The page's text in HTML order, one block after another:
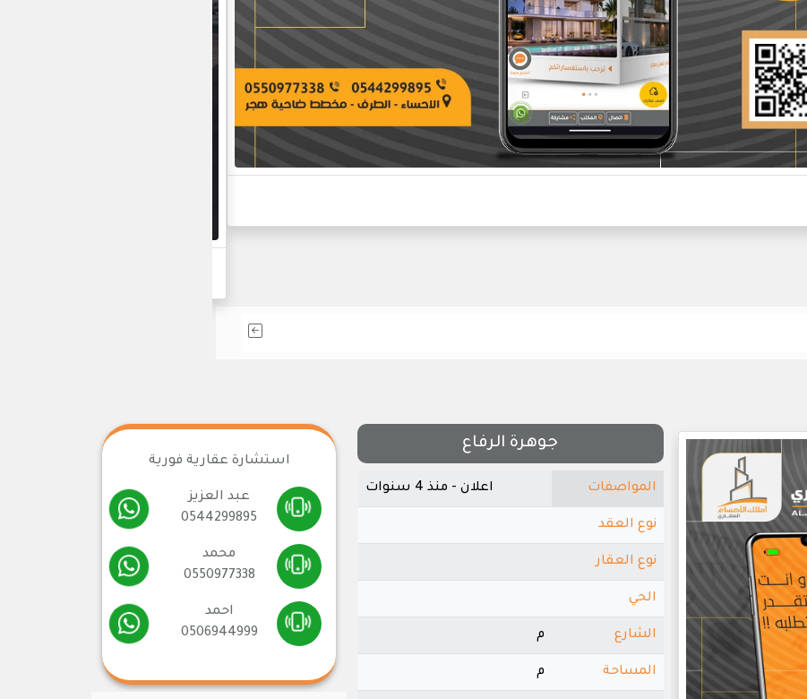
جوهرة الرفاع
المواصفات اعلان - منذ 4 سنوات
نوع العقد
نوع العقار
الحي
الشارع م
المساحة م
استشارة عقارية فورية
عبد العزيز
0544299895
محمد
0550977338
احمد
0506944999